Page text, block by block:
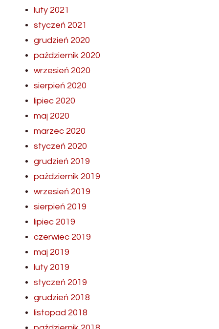
luty 2021
styczeń 2021
grudzień 2020
październik 2020
wrzesień 2020
sierpień 2020
lipiec 2020
maj 2020
marzec 2020
styczeń 2020
grudzień 2019
październik 2019
wrzesień 2019
sierpień 2019
lipiec 2019
czerwiec 2019
maj 2019
luty 2019
styczeń 2019
grudzień 2018
listopad 2018